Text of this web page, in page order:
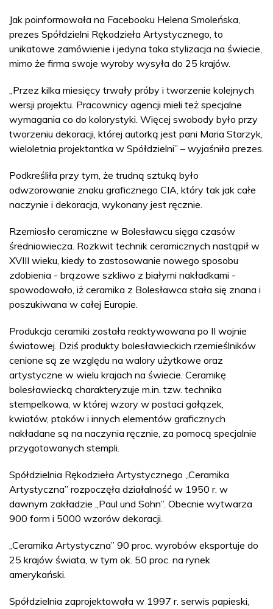
Jak poinformowała na Facebooku Helena Smoleńska,
prezes Spółdzielni Rękodzieła Artystycznego, to
unikatowe zamówienie i jedyna taka stylizacja na świecie,
mimo że firma swoje wyroby wysyła do 25 krajów.
„Przez kilka miesięcy trwały próby i tworzenie kolejnych
wersji projektu. Pracownicy agencji mieli też specjalne
wymagania co do kolorystyki. Więcej swobody było przy
tworzeniu dekoracji, której autorką jest pani Maria Starzyk,
wieloletnia projektantka w Spółdzielni” – wyjaśniła prezes.
Podkreśliła przy tym, że trudną sztuką było
odwzorowanie znaku graficznego CIA, który tak jak całe
naczynie i dekoracja, wykonany jest ręcznie.
Rzemiosło ceramiczne w Bolesławcu sięga czasów
średniowiecza. Rozkwit technik ceramicznych nastąpił w
XVIII wieku, kiedy to zastosowanie nowego sposobu
zdobienia - brązowe szkliwo z białymi nakładkami -
spowodowało, iż ceramika z Bolesławca stała się znana i
poszukiwana w całej Europie.
Produkcja ceramiki została reaktywowana po II wojnie
światowej. Dziś produkty bolesławieckich rzemieślników
cenione są ze względu na walory użytkowe oraz
artystyczne w wielu krajach na świecie. Ceramikę
bolesławiecką charakteryzuje m.in. tzw. technika
stempelkowa, w której wzory w postaci gałązek,
kwiatów, ptaków i innych elementów graficznych
nakładane są na naczynia ręcznie, za pomocą specjalnie
przygotowanych stempli.
Spółdzielnia Rękodzieła Artystycznego „Ceramika
Artystyczna” rozpoczęła działalność w 1950 r. w
dawnym zakładzie „Paul und Sohn”. Obecnie wytwarza
900 form i 5000 wzorów dekoracji.
„Ceramika Artystyczna” 90 proc. wyrobów eksportuje do
25 krajów świata, w tym ok. 50 proc. na rynek
amerykański.
Spółdzielnia zaprojektowała w 1997 r. serwis papieski,